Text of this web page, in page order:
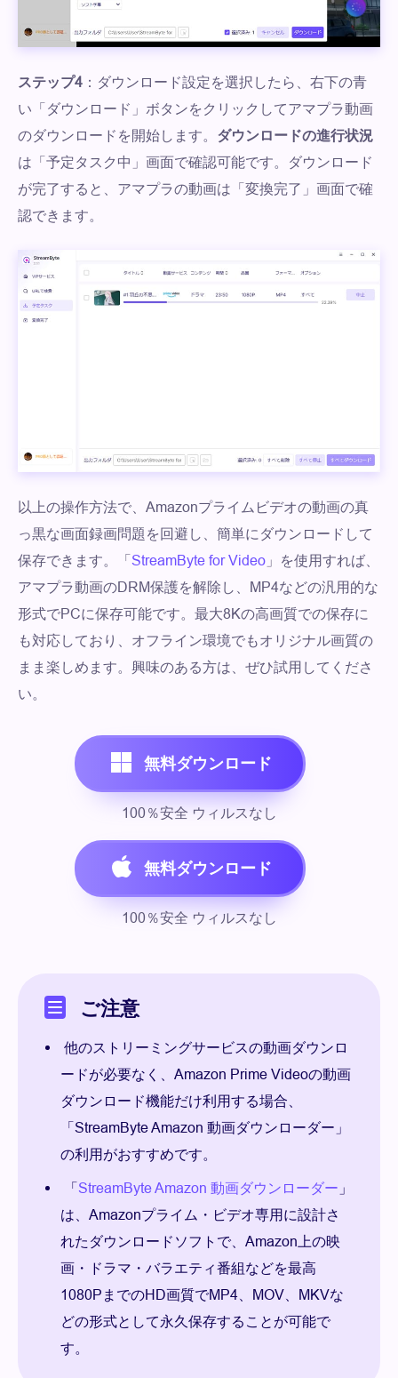
ステップ4 ：ダウンロード設定を選択したら、右下の青
い「ダウンロード」ボタンをクリックしてアマプラ動画
のダウンロードを開始します。 ダウンロードの進行状況
は「予定タスク中」画面で確認可能です。ダウンロード
が完了すると、アマプラの動画は「変換完了」画面で確
認できます。
以上の操作方法で、Amazonプライムビデオの動画の真
っ黒な画面録画問題を回避し、簡単にダウンロードして
保存できます。「 StreamByte for Video 」を使用すれば、
アマプラ動画のDRM保護を解除し、MP4などの汎用的な
形式でPCに保存可能です。最大8Kの高画質での保存に
も対応しており、オフライン環境でもオリジナル画質の
まま楽しめます。興味のある方は、ぜひ試用してくださ
い。
無料ダウンロード
100％安全 ウィルスなし
無料ダウンロード
100％安全 ウィルスなし
ご注意
他のストリーミングサービスの動画ダウンロ
ードが必要なく、Amazon Prime Videoの動画
ダウンロード機能だけ利用する場合、
「StreamByte Amazon 動画ダウンローダー」
の利用がおすすめです。
「 StreamByte Amazon 動画ダウンローダー 」
は、Amazonプライム・ビデオ専用に設計さ
れたダウンロードソフトで、Amazon上の映
画・ドラマ・バラエティ番組などを最高
1080PまでのHD画質でMP4、MOV、MKVな
どの形式として永久保存することが可能で
す。